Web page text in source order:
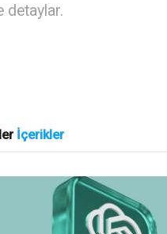
detaylar.
İçerikler